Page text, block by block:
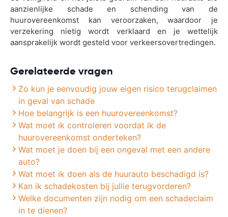
aanzienlijke schade en schending van de
huurovereenkomst kan veroorzaken, waardoor je
verzekering nietig wordt verklaard en je wettelijk
aansprakelijk wordt gesteld voor verkeersovertredingen.
Gerelateerde vragen
Zo kun je eenvoudig jouw eigen risico terugclaimen
in geval van schade
Hoe belangrijk is een huurovereenkomst?
Wat moet ik controleren voordat ik de
huurovereenkomst onderteken?
Wat moet je doen bij een ongeval met een andere
auto?
Wat moet ik doen als de huurauto beschadigd is?
Kan ik schadekosten bij jullie terugvorderen?
Welke documenten zijn nodig om een schadeclaim
in te dienen?